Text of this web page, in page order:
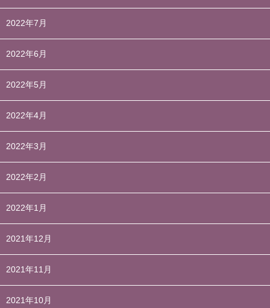
2022年7月
2022年6月
2022年5月
2022年4月
2022年3月
2022年2月
2022年1月
2021年12月
2021年11月
2021年10月